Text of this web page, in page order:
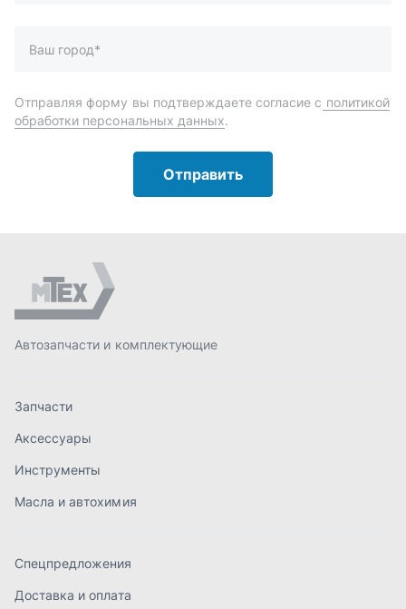
Автозапчасти и комплектующие
Масла и автохимия
Спецпредложения
Доставка и оплата
Контакты
order@mteh74.ru
+7 (904) 945-52-55